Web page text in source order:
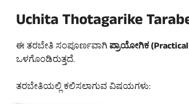
Uchita Thotagarike
ಈ ತರಬೇತಿ ಸಂಪೂರ್ಣವಾಗಿಪ್ರಾಯೋಗಿಕ
ಒಳಗೊಂಡಿರುತ್ತದೆ.
ತರಬೇತಿಯಲ್ಲಿ ಕಲಿಸಲಾಗುವ ವಿಷಯಗಳು: